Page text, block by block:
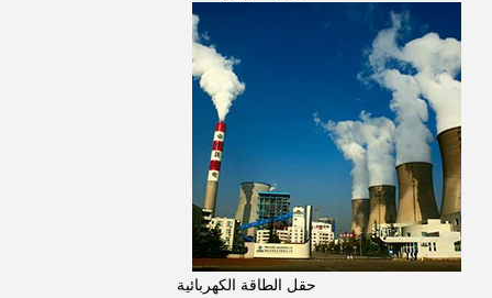
حقل الطاقة الكهربائية